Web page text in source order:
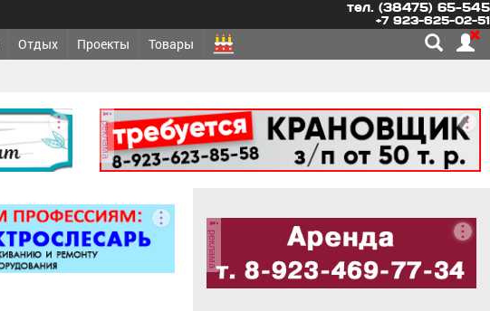
тел. (38475) 65-545
+7 923-625-02-51
Отдых Проекты Товары
реклама
реклама